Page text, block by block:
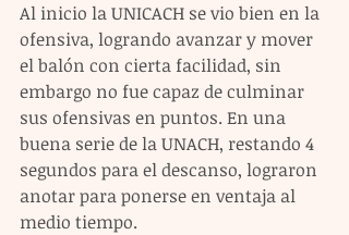
Al inicio la UNICACH se vio bien en la
ofensiva, logrando avanzar y mover
el balón con cierta facilidad, sin
embargo no fue capaz de culminar
sus ofensivas en puntos. En una
buena serie de la UNACH, restando 4
segundos para el descanso, lograron
anotar para ponerse en ventaja al
medio tiempo.